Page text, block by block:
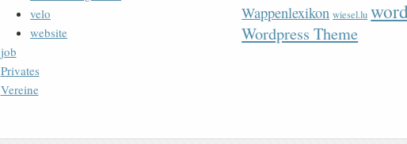
velo
website
job
Privates
Vereine
Wappenlexikon wiesel.lu
Wordpress Theme